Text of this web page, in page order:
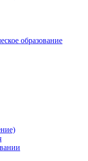
образование